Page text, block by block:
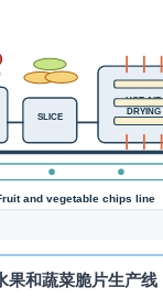
果和蔬菜脆片生产线